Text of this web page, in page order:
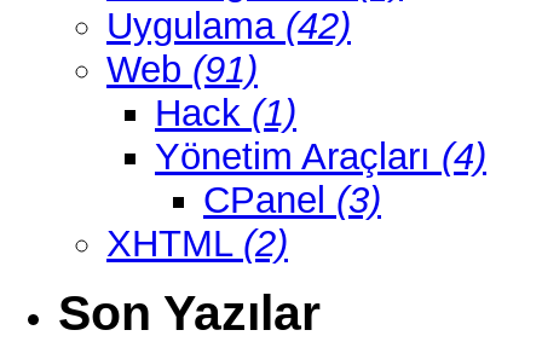
Uygulama (42)
Web (91)
Hack (1)
Yönetim Araçları (4)
CPanel (3)
XHTML (2)
Son Yazılar